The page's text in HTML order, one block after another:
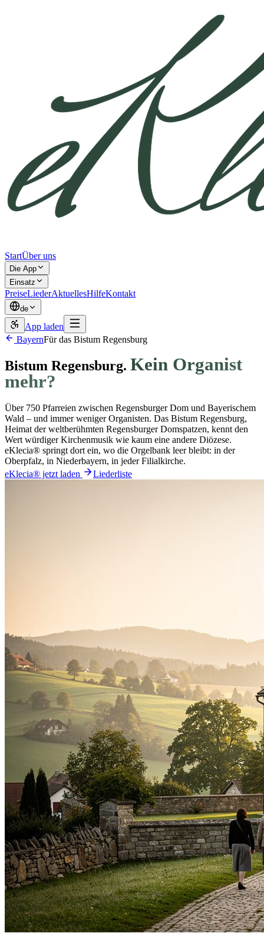
StartÜber uns
Die App
Einsatz
PreiseLiederAktuellesHilfeKontakt
de
App laden
BayernFür das Bistum Regensburg
Bistum Regensburg. Kein Organist
mehr?
Über 750 Pfarreien zwischen Regensburger Dom und Bayerischem
Wald – und immer weniger Organisten. Das Bistum Regensburg,
Heimat der weltberühmten Regensburger Domspatzen, kennt den
Wert würdiger Kirchenmusik wie kaum eine andere Diözese.
eKlecia® springt dort ein, wo die Orgelbank leer bleibt: in der
Oberpfalz, in Niederbayern, in jeder Filialkirche.
eKlecia® jetzt laden
Liederliste